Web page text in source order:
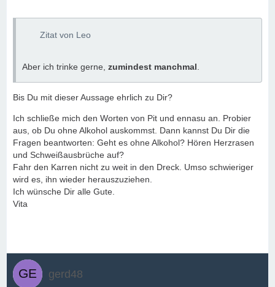
Zitat von Leo
Aber ich trinke gerne, zumindest manchmal
Bis Du mit dieser Aussage ehrlich zu Dir?
Ich schließe mich den Worten von Pit und ennasu an. Probier
aus, ob Du ohne Alkohol auskommst. Dann kannst Du Dir die
Fragen beantworten: Geht es ohne Alkohol? Hören Herzrasen
und Schweißausbrüche auf?
Fahr den Karren nicht zu weit in den Dreck. Umso schwieriger
wird es, ihn wieder herauszuziehen.
Ich wünsche Dir alle Gute.
Vita
gerd48